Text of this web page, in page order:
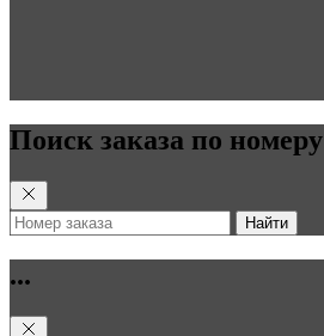
Поиск заказа по номеру
Найти
...